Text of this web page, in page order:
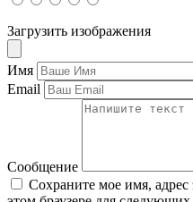
Загрузить изображения
Имя
Email
Сообщение
Сохраните мое имя,